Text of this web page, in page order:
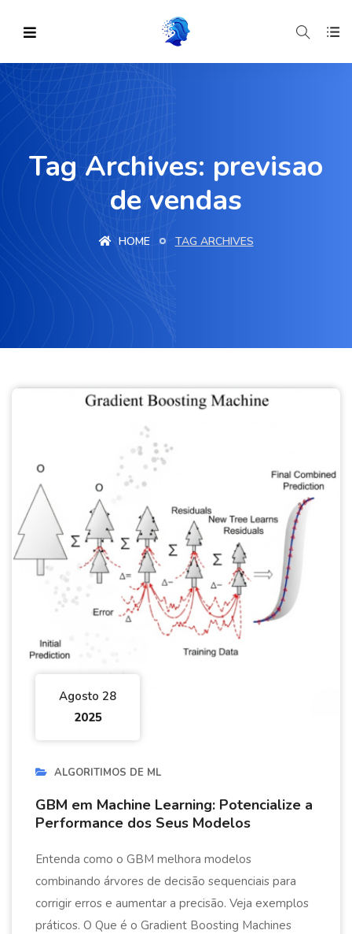
Tag Archives: previsao
de vendas
HOME TAG ARCHIVES
Agosto 28
2025
ALGORITIMOS DE ML
GBM em Machine Learning: Potencialize a
Performance dos Seus Modelos
Entenda como o GBM melhora modelos
combinando árvores de decisão sequenciais para
corrigir erros e aumentar a precisão. Veja exemplos
práticos. O Que é o Gradient Boosting Machines